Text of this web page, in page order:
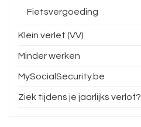
Fietsvergoeding
Klein verlet (VV)
Minder werken
MySocialSecurity.be
Ziek tijdens je jaarlijks verlof?